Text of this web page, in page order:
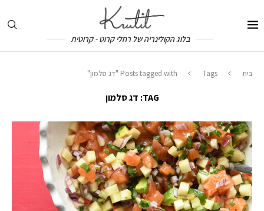
בלוג הקולינריה של רחלי קרוט - קרוטית
בית Tags Posts tagged with "דג סלמון"
TAG: דג סלמון